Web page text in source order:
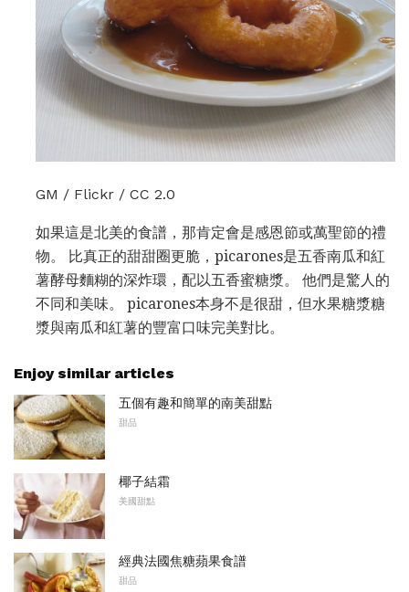
GM / Flickr / CC 2.0
如果這是北美的食譜，那肯定會是感恩節或萬聖節的禮
物。 比真正的甜甜圈更脆，picarones是五香南瓜和紅
薯酵母麵糊的深炸環，配以五香蜜糖漿。 他們是驚人的
不同和美味。 picarones本身不是很甜，但水果糖漿糖
漿與南瓜和紅薯的豐富口味完美對比。
Enjoy similar articles
五個有趣和簡單的南美甜點
甜品
椰子結霜
美國甜點
經典法國焦糖蘋果食譜
甜品